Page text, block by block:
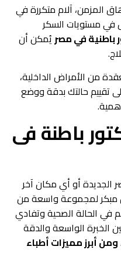
المزمن، آلام متكررة في
في مستويات السكر
باطنية في مصريُمكن أن
من الأمراض الداخلية،
تقييم حالتك بدقة ووضع
باطنة فى
الجديدة أو أي مكان آخر
مبكر لمجموعة واسعة من
في الحالة الصحية وتفادي
الخبرة الواسعة والدقة
ومن أبرز مميزات أطباء